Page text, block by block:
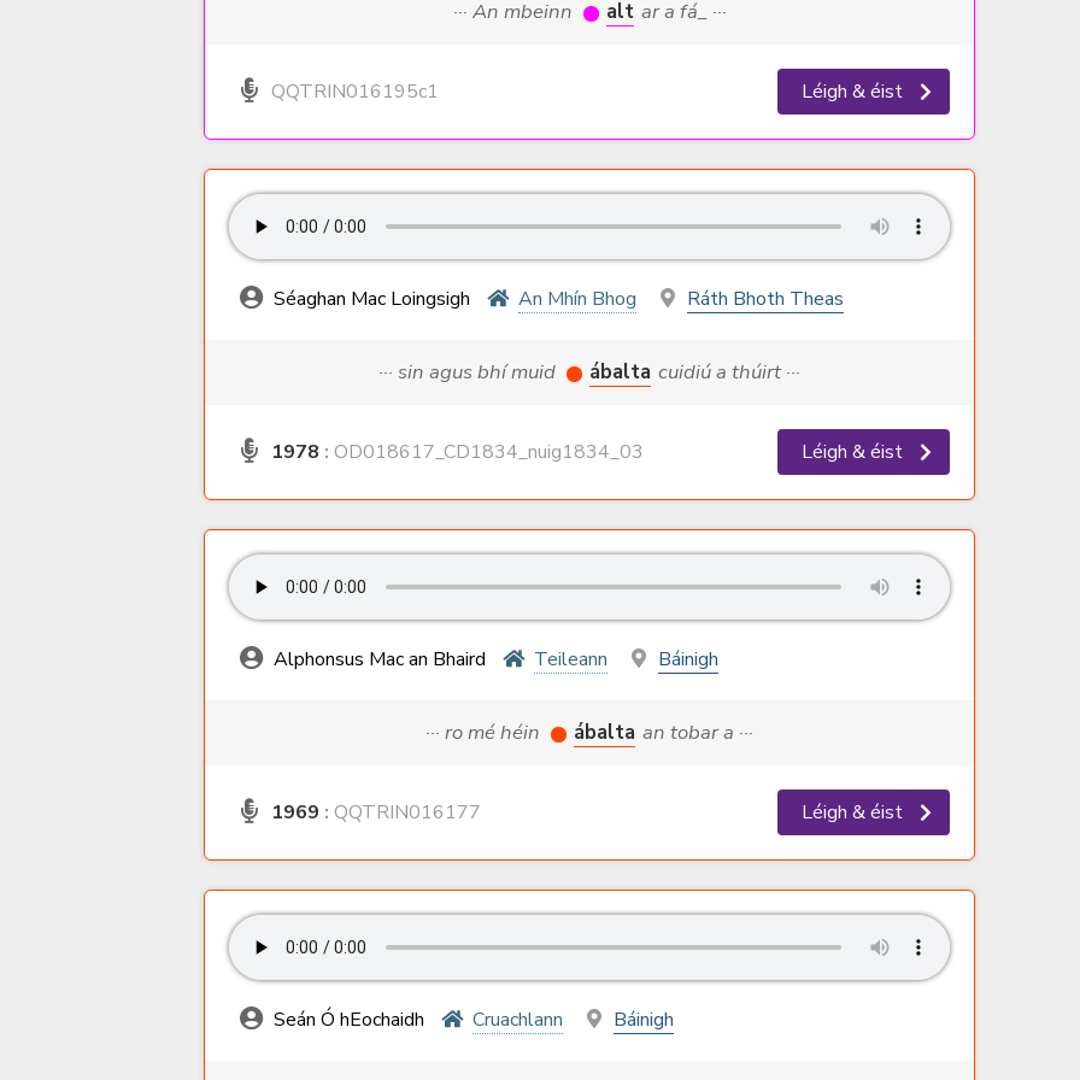
··· An mbeinn alt ar a fá_ ···
QQTRIN016195c1 Léigh & éist
Séaghan Mac Loingsigh An Mhín Bhog Ráth Bhoth Theas
··· sin agus bhí muid ábalta cuidiú a thúirt ···
1978 : OD018617_CD1834_nuig1834_03 Léigh & éist
Alphonsus Mac an Bhaird Teileann Báinigh
··· ro mé héin ábalta an tobar a ···
1969 : QQTRIN016177 Léigh & éist
Seán Ó hEochaidh Cruachlann Báinigh